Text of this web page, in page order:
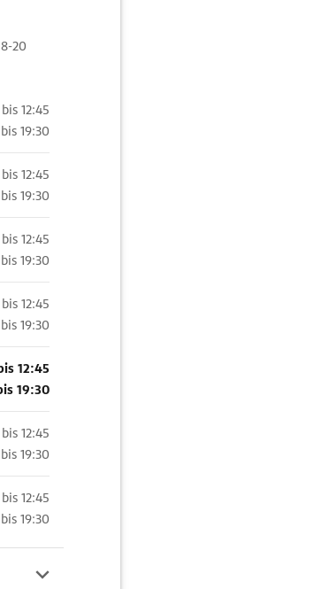
20
12:45
19:30
12:45
19:30
12:45
19:30
12:45
19:30
12:45
19:30
12:45
19:30
12:45
19:30